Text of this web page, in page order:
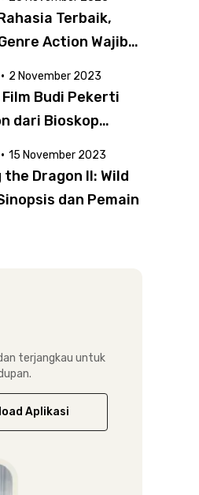
Terbaik,
Action Wajib
· 2 November 2023
Budi Pekerti
dari Bioskop
· 15 November 2023
the Dragon II: Wild
dan Pemain
terjangkau untuk
Aplikasi